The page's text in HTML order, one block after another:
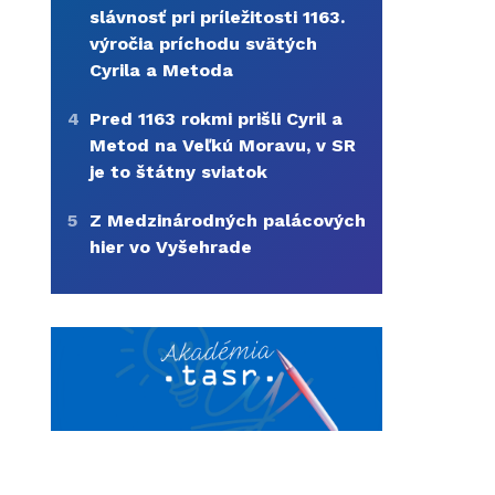
slávnosť pri príležitosti 1163.
výročia príchodu svätých
Cyrila a Metoda
4 Pred 1163 rokmi prišli Cyril a
Metod na Veľkú Moravu, v SR
je to štátny sviatok
5
Z Medzinárodných palácových
hier vo Vyšehrade